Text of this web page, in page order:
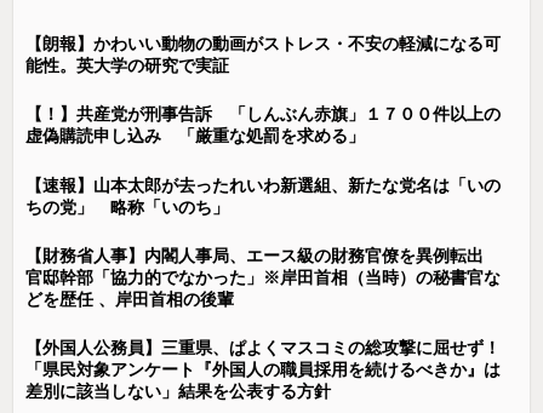
【朗報】かわいい動物の動画がストレス・不安の軽減になる可
能性。英大学の研究で実証
【！】共産党が刑事告訴 「しんぶん赤旗」１７００件以上の
虚偽購読申し込み 「厳重な処罰を求める」
【速報】山本太郎が去ったれいわ新選組、新たな党名は「いの
ちの党」 略称「いのち」
【財務省人事】内閣人事局、エース級の財務官僚を異例転出
官邸幹部「協力的でなかった」※岸田首相（当時）の秘書官な
どを歴任 、岸田首相の後輩
【外国人公務員】三重県、ぱよくマスコミの総攻撃に屈せず！
「県民対象アンケート『外国人の職員採用を続けるべきか』は
差別に該当しない」結果を公表する方針